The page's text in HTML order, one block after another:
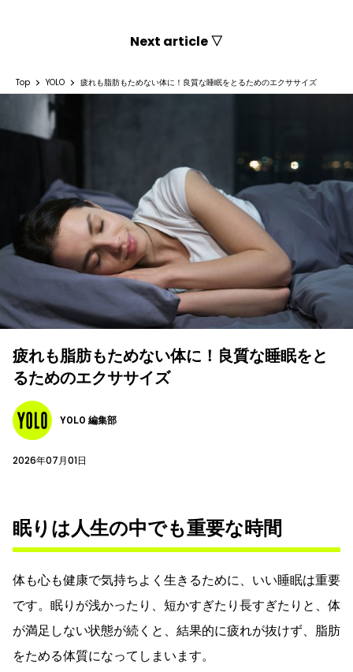
Next article ▽
Top YOLO 疲れも脂肪もためない体に！良質な睡眠をとるためのエクササイズ
疲れも脂肪もためない体に！良質な睡眠をと
るためのエクササイズ
YOLO 編集部
2026年07月01日
眠りは人生の中でも重要な時間
体も心も健康で気持ちよく生きるために、いい睡眠は重要
です。眠りが浅かったり、短かすぎたり長すぎたりと、体
が満足しない状態が続くと、結果的に疲れが抜けず、脂肪
をためる体質になってしまいます。